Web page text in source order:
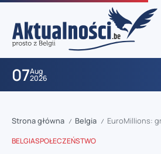
07Aug
2026
Strona główna / Belgia / EuroMillions: gracz z
BELGIASPOŁECZEŃSTWO